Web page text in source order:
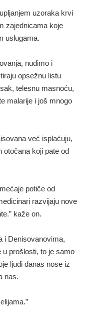
uzoraka krvi
zajednicama koje
uslugama.
nudimo i
opsežnu listu
telesnu masnoću,
malarije i još mnogo
već isplaćuju,
otočana koji pate od
potiče od
razvijaju nove
kaže on.
i Denisovanovima,
u prošlosti, to je samo
ljudi danas nose iz
nas.